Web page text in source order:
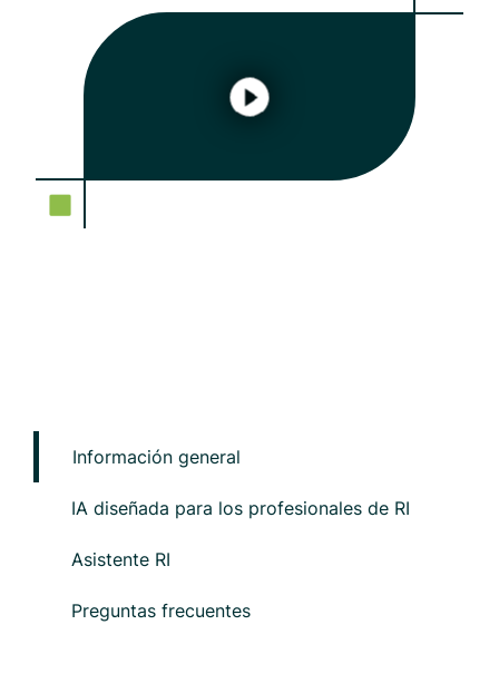
Información general
IA diseñada para los profesionales de RI
Asistente RI
Preguntas frecuentes